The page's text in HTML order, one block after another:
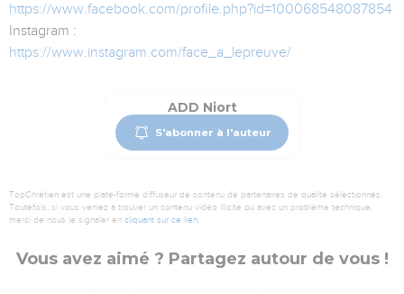
https://www.facebook.com/profile.php?id=100068548087854
Instagram :
https://www.instagram.com/face_a_lepreuve/
ADD Niort
S'abonner à l'auteur
TopChrétien est une plate-forme diffuseur de contenu de partenaires de qualité sélectionnés.
Toutefois, si vous veniez à trouver un contenu vidéo illicite ou avec un problème technique,
merci de nous le signaler en cliquant sur ce lien.
Vous avez aimé ? Partagez autour de vous !